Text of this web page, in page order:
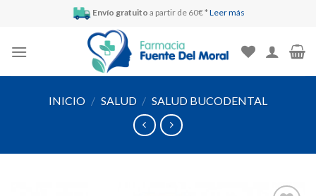
Envío gratuito a partir de 60€ * Leer más
INICIO / SALUD / SALUD BUCODENTAL